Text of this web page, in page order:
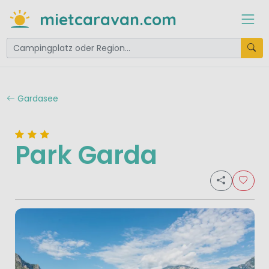
mietcaravan.com
Gardasee
Park Garda